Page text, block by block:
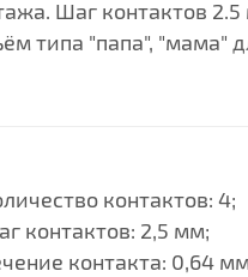
Шаг контактов
типа "папа", "мама"
контактов: 4;
контактов: 2,5 мм;
контакта: 0,64